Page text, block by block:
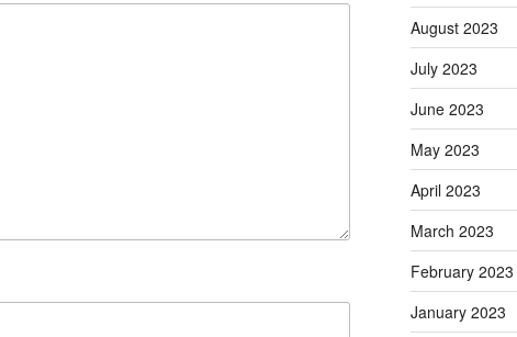
August 2023
July 2023
June 2023
May 2023
April 2023
March 2023
February 2023
January 2023